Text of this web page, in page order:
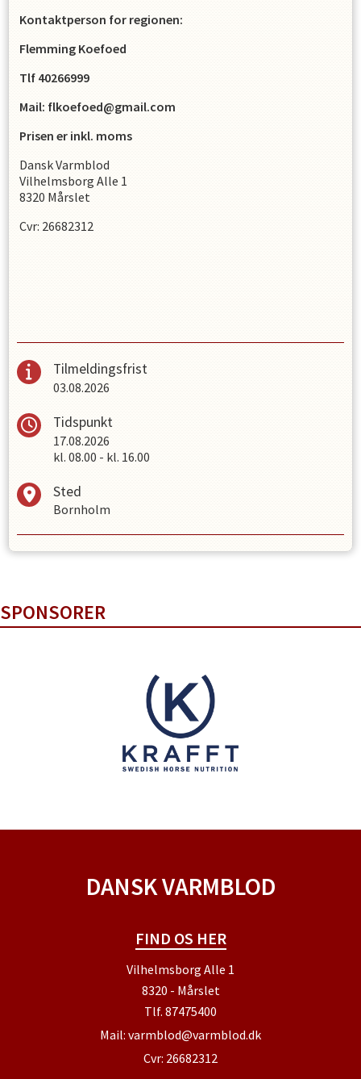
Kontaktperson for regionen:
Flemming Koefoed
Tlf 40266999
Mail: flkoefoed@gmail.com
Prisen er inkl. moms
Dansk Varmblod
Vilhelmsborg Alle 1
8320 Mårslet
Cvr: 26682312
Tilmeldingsfrist
03.08.2026
Tidspunkt
17.08.2026
kl. 08.00 - kl. 16.00
Sted
Bornholm
SPONSORER
DANSK VARMBLOD
FIND OS HER
Vilhelmsborg Alle 1
8320 - Mårslet
Tlf. 87475400
Mail: varmblod@varmblod.dk
Cvr: 26682312